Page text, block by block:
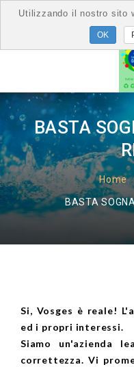
BASTA
Home
BASTA
Si, Vosges è reale!
ed i propri interessi.
Siamo un'azienda
correttezza. Vi
Utilizzando il nostro sito